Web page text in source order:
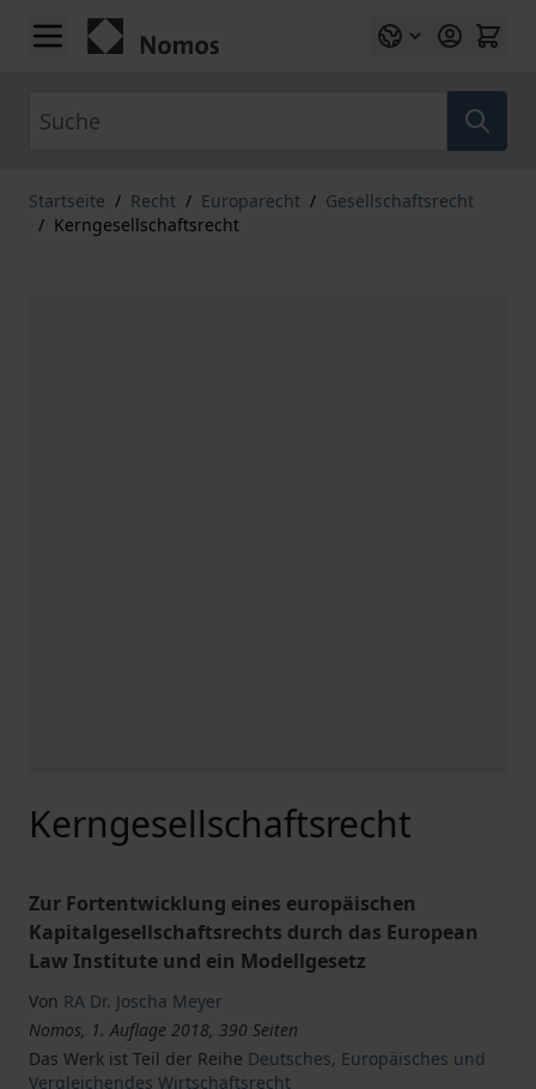
Zum Inhalt springen
Startseite / Recht / Europarecht / Gesellschaftsrecht
/ Kerngesellschaftsrecht
Kerngesellschaftsrecht
Zur Fortentwicklung eines europäischen
Kapitalgesellschaftsrechts durch das European
Law Institute und ein Modellgesetz
Von RA Dr. Joscha Meyer
Nomos, 1. Auflage 2018, 390 Seiten
Das Werk ist Teil der Reihe Deutsches, Europäisches und
Vergleichendes Wirtschaftsrecht